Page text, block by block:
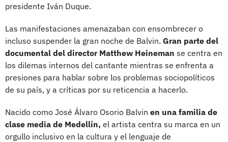
presidente Iván Duque.
Las manifestaciones amenazaban con ensombrecer o
incluso suspender la gran noche de Balvin. Gran parte del
documental del director Matthew Heineman se centra en
los dilemas internos del cantante mientras se enfrenta a
presiones para hablar sobre los problemas sociopolíticos
de su país, y a críticas por su reticencia a hacerlo.
Nacido como José Álvaro Osorio Balvin en una familia de
clase media de Medellín, el artista centra su marca en un
orgullo inclusivo en la cultura y el lenguaje de